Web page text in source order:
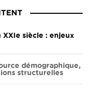
XXIe siècle : enjeux
démographique,
structurelles